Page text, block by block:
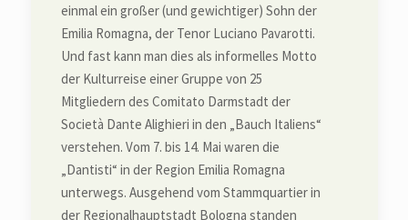
einmal ein großer (und gewichtiger) Sohn der
Emilia Romagna, der Tenor Luciano Pavarotti.
Und fast kann man dies als informelles Motto
der Kulturreise einer Gruppe von 25
Mitgliedern des Comitato Darmstadt der
Società Dante Alighieri in den „Bauch Italiens“
verstehen. Vom 7. bis 14. Mai waren die
„Dantisti“ in der Region Emilia Romagna
unterwegs. Ausgehend vom Stammquartier in
der Regionalhauptstadt Bologna standen